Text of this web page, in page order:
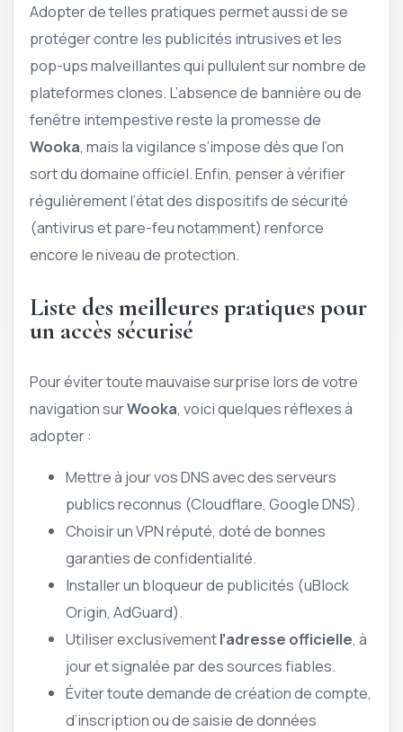
Adopter de telles pratiques permet aussi de se
protéger contre les publicités intrusives et les
pop-ups malveillantes qui pullulent sur nombre de
plateformes clones. L’absence de bannière ou de
fenêtre intempestive reste la promesse de
Wooka, mais la vigilance s’impose dès que l’on
sort du domaine officiel. Enfin, penser à vérifier
régulièrement l’état des dispositifs de sécurité
(antivirus et pare-feu notamment) renforce
encore le niveau de protection.
Liste des meilleures pratiques pour
un accès sécurisé
Pour éviter toute mauvaise surprise lors de votre
navigation surWooka , voici quelques réflexes à
adopter :
Mettre à jour vos DNS avec des serveurs
publics reconnus (Cloudflare, Google DNS).
Choisir un VPN réputé, doté de bonnes
garanties de confidentialité.
Installer un bloqueur de publicités (uBlock
Origin, AdGuard).
Utiliser exclusivementl’adresse officielle, à
jour et signalée par des sources fiables.
Éviter toute demande de création de compte,
d’inscription ou de saisie de données